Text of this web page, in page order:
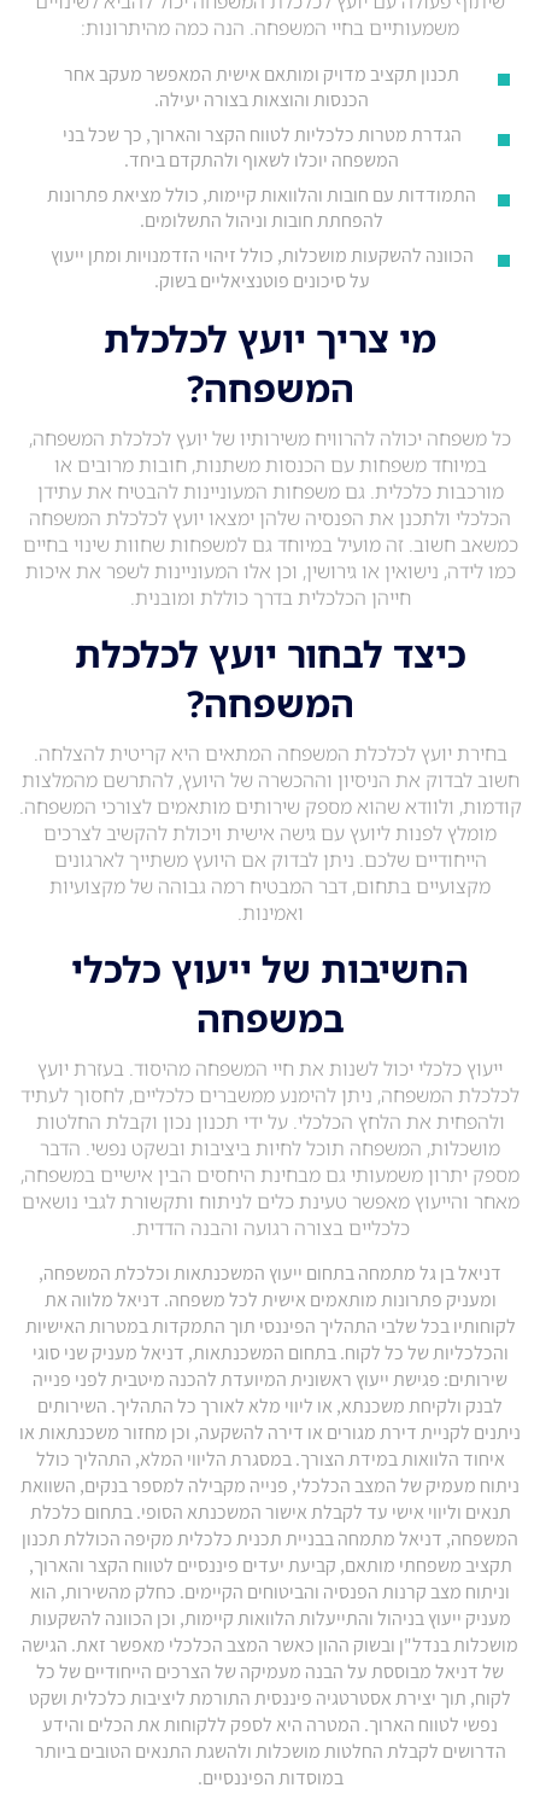
משמעותיים בחיי המשפחה. הנה כמה מהיתרונות:
תכנון תקציב מדויק ומותאם אישית המאפשר מעקב אחר
הכנסות והוצאות בצורה יעילה.
הגדרת מטרות כלכליות לטווח הקצר והארוך, כך שכל בני
המשפחה יוכלו לשאוף ולהתקדם ביחד.
התמודדות עם חובות והלוואות קיימות, כולל מציאת פתרונות
להפחתת חובות וניהול התשלומים.
הכוונה להשקעות מושכלות, כולל זיהוי הזדמנויות ומתן ייעוץ
על סיכונים פוטנציאליים בשוק.
מי צריך יועץ לכלכלת
המשפחה?
כל משפחה יכולה להרוויח משירותיו של יועץ לכלכלת המשפחה,
במיוחד משפחות עם הכנסות משתנות, חובות מרובים או
מורכבות כלכלית. גם משפחות המעוניינות להבטיח את עתידן
הכלכלי ולתכנן את הפנסיה שלהן ימצאו יועץ לכלכלת המשפחה
כמשאב חשוב. זה מועיל במיוחד גם למשפחות שחוות שינוי בחיים
כמו לידה, נישואין או גירושין, וכן אלו המעוניינות לשפר את איכות
חייהן הכלכלית בדרך כוללת ומובנית.
כיצד לבחור יועץ לכלכלת
המשפחה?
בחירת יועץ לכלכלת המשפחה המתאים היא קריטית להצלחה.
חשוב לבדוק את הניסיון וההכשרה של היועץ, להתרשם מהמלצות
קודמות, ולוודא שהוא מספק שירותים מותאמים לצורכי המשפחה.
מומלץ לפנות ליועץ עם גישה אישית ויכולת להקשיב לצרכים
הייחודיים שלכם. ניתן לבדוק אם היועץ משתייך לארגונים
מקצועיים בתחום, דבר המבטיח רמה גבוהה של מקצועיות
ואמינות.
החשיבות של ייעוץ כלכלי
במשפחה
ייעוץ כלכלי יכול לשנות את חיי המשפחה מהיסוד. בעזרת יועץ
לכלכלת המשפחה, ניתן להימנע ממשברים כלכליים, לחסוך לעתיד
ולהפחית את הלחץ הכלכלי. על ידי תכנון נכון וקבלת החלטות
מושכלות, המשפחה תוכל לחיות ביציבות ובשקט נפשי. הדבר
מספק יתרון משמעותי גם מבחינת היחסים הבין אישיים במשפחה,
מאחר והייעוץ מאפשר טעינת כלים לניתוח ותקשורת לגבי נושאים
כלכליים בצורה רגועה והבנה הדדית.
דניאל בן גל מתמחה בתחום ייעוץ המשכנתאות וכלכלת המשפחה,
ומעניק פתרונות מותאמים אישית לכל משפחה. דניאל מלווה את
לקוחותיו בכל שלבי התהליך הפיננסי תוך התמקדות במטרות האישיות
והכלכליות של כל לקוח. בתחום המשכנתאות, דניאל מעניק שני סוגי
שירותים: פגישת ייעוץ ראשונית המיועדת להכנה מיטבית לפני פנייה
לבנק ולקיחת משכנתא, או ליווי מלא לאורך כל התהליך. השירותים
ניתנים לקניית דירת מגורים או דירה להשקעה, וכן מחזור משכנתאות או
איחוד הלוואות במידת הצורך. במסגרת הליווי המלא, התהליך כולל
ניתוח מעמיק של המצב הכלכלי, פנייה מקבילה למספר בנקים, השוואת
תנאים וליווי אישי עד לקבלת אישור המשכנתא הסופי. בתחום כלכלת
המשפחה, דניאל מתמחה בבניית תכנית כלכלית מקיפה הכוללת תכנון
תקציב משפחתי מותאם, קביעת יעדים פיננסיים לטווח הקצר והארוך,
וניתוח מצב קרנות הפנסיה והביטוחים הקיימים. כחלק מהשירות, הוא
מעניק ייעוץ בניהול והתייעלות הלוואות קיימות, וכן הכוונה להשקעות
מושכלות בנדל"ן ובשוק ההון כאשר המצב הכלכלי מאפשר זאת. הגישה
של דניאל מבוססת על הבנה מעמיקה של הצרכים הייחודיים של כל
לקוח, תוך יצירת אסטרטגיה פיננסית התורמת ליציבות כלכלית ושקט
נפשי לטווח הארוך. המטרה היא לספק ללקוחות את הכלים והידע
הדרושים לקבלת החלטות מושכלות ולהשגת התנאים הטובים ביותר
במוסדות הפיננסיים.